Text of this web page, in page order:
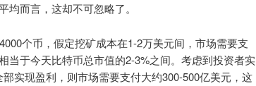
而言，这却不可忽略了。
个币，假定挖矿成本在1-2万美元间，市场需要支
当于今天比特币总市值的2-3%之间。考虑到投资者实
实现盈利，则市场需要支付大约300-500亿美元，这